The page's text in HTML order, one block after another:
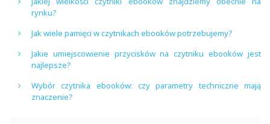
rynku?
Jak wiele pamięci w czytnikach ebooków potrzebujemy?
Jakie umiejscowienie przycisków na czytniku ebooków jest
najlepsze?
Wybór czytnika ebooków: czy parametry techniczne mają
znaczenie?